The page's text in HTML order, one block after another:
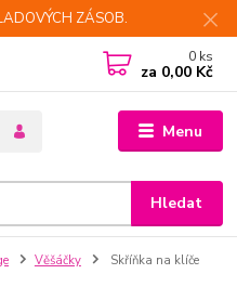
ZÁSOB.
Menu
Hledat
0 ks
za 0,00 Kč
Věšáčky
Skříňka na klíče